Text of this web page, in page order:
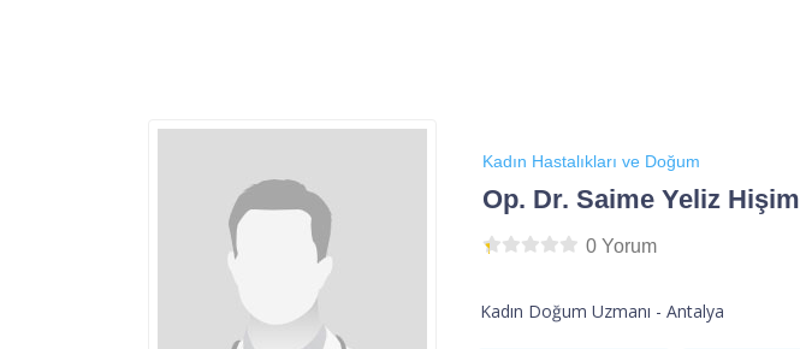
Kadın Hastalıkları ve Doğum
Op. Dr. Saime Yeliz Hişim
0 Yorum
Kadın Doğum Uzmanı - Antalya